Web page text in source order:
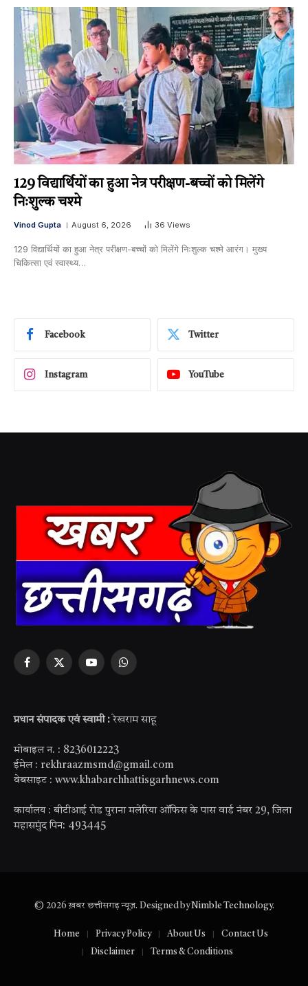
129 विद्यार्थियों का हुआ नेत्र परीक्षण-बच्चों को मिलेंगे
निःशुल्क चश्मे
Vinod Gupta August 6, 2026 36 Views
129 विद्यार्थियों का हुआ नेत्र परीक्षण-बच्चों को मिलेंगे निःशुल्क चश्मे आरंग। मुख्य
चिकित्सा एवं स्वास्थ्य…
Facebook Twitter
Instagram YouTube
Facebook
X
YouTubeWhatsApp
प्रधान संपादक एवं स्वामी : रेखराम साहू
मोबाइल न. : 8236012223
ईमेल : rekhraazmsmd@gmail.com
वेबसाइट : www.khabarchhattisgarhnews.com
कार्यालय : बीटीआई रोड पुराना मलेरिया ऑफिस के पास वार्ड नंबर 29, जिला
महासमुंद पिन: 493445
© 2026 ख़बर छत्तीसगढ़ न्यूज़. Designed byNimble Technology.
Home Privacy Policy About Us
Contact Us
Disclaimer
Terms & Conditions